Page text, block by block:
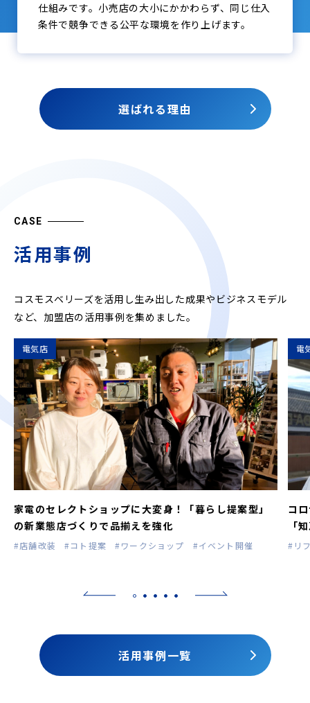
仕組みです。小売店の大小にかかわらず、同じ仕入
条件で競争できる公平な環境を作り上げます。
選ばれる理由
CASE
活用事例
コスモスベリーズを活用し生み出した成果やビジネスモデル
など、 加盟店の活用事例を集めました。
電気店
家電のセレクトショップに大変身！「暮らし提案型」
の新業態店づくりで品揃えを強化
#店舗改装 #コト提案 #ワークショップ #イベント開催
電
コ
「
#リ
活用事例一覧